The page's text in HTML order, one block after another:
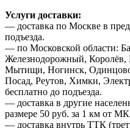
Услуги доставки:
— доставка по Москве в
подъезда.
— по Московской области:
Железнодорожный,
Мытищи, Ногинск,
Посад, Реутов, Химки,
бесплатно до подъезда.
— доставка в другие
размере 50 руб. за 1 км от
— доставка внутрь ТТК